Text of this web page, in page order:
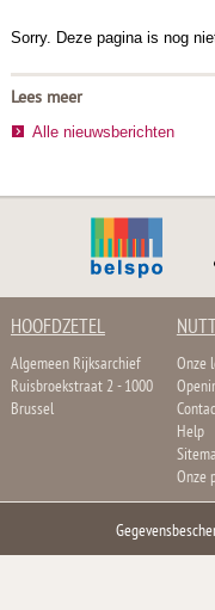
Sorry. Deze pagina is nog
Lees meer
Alle nieuwsberichten
HOOFDZETEL
Algemeen Rijksarchief
Ruisbroekstraat 2 - 1000
Brussel
Onze
Help
Onze